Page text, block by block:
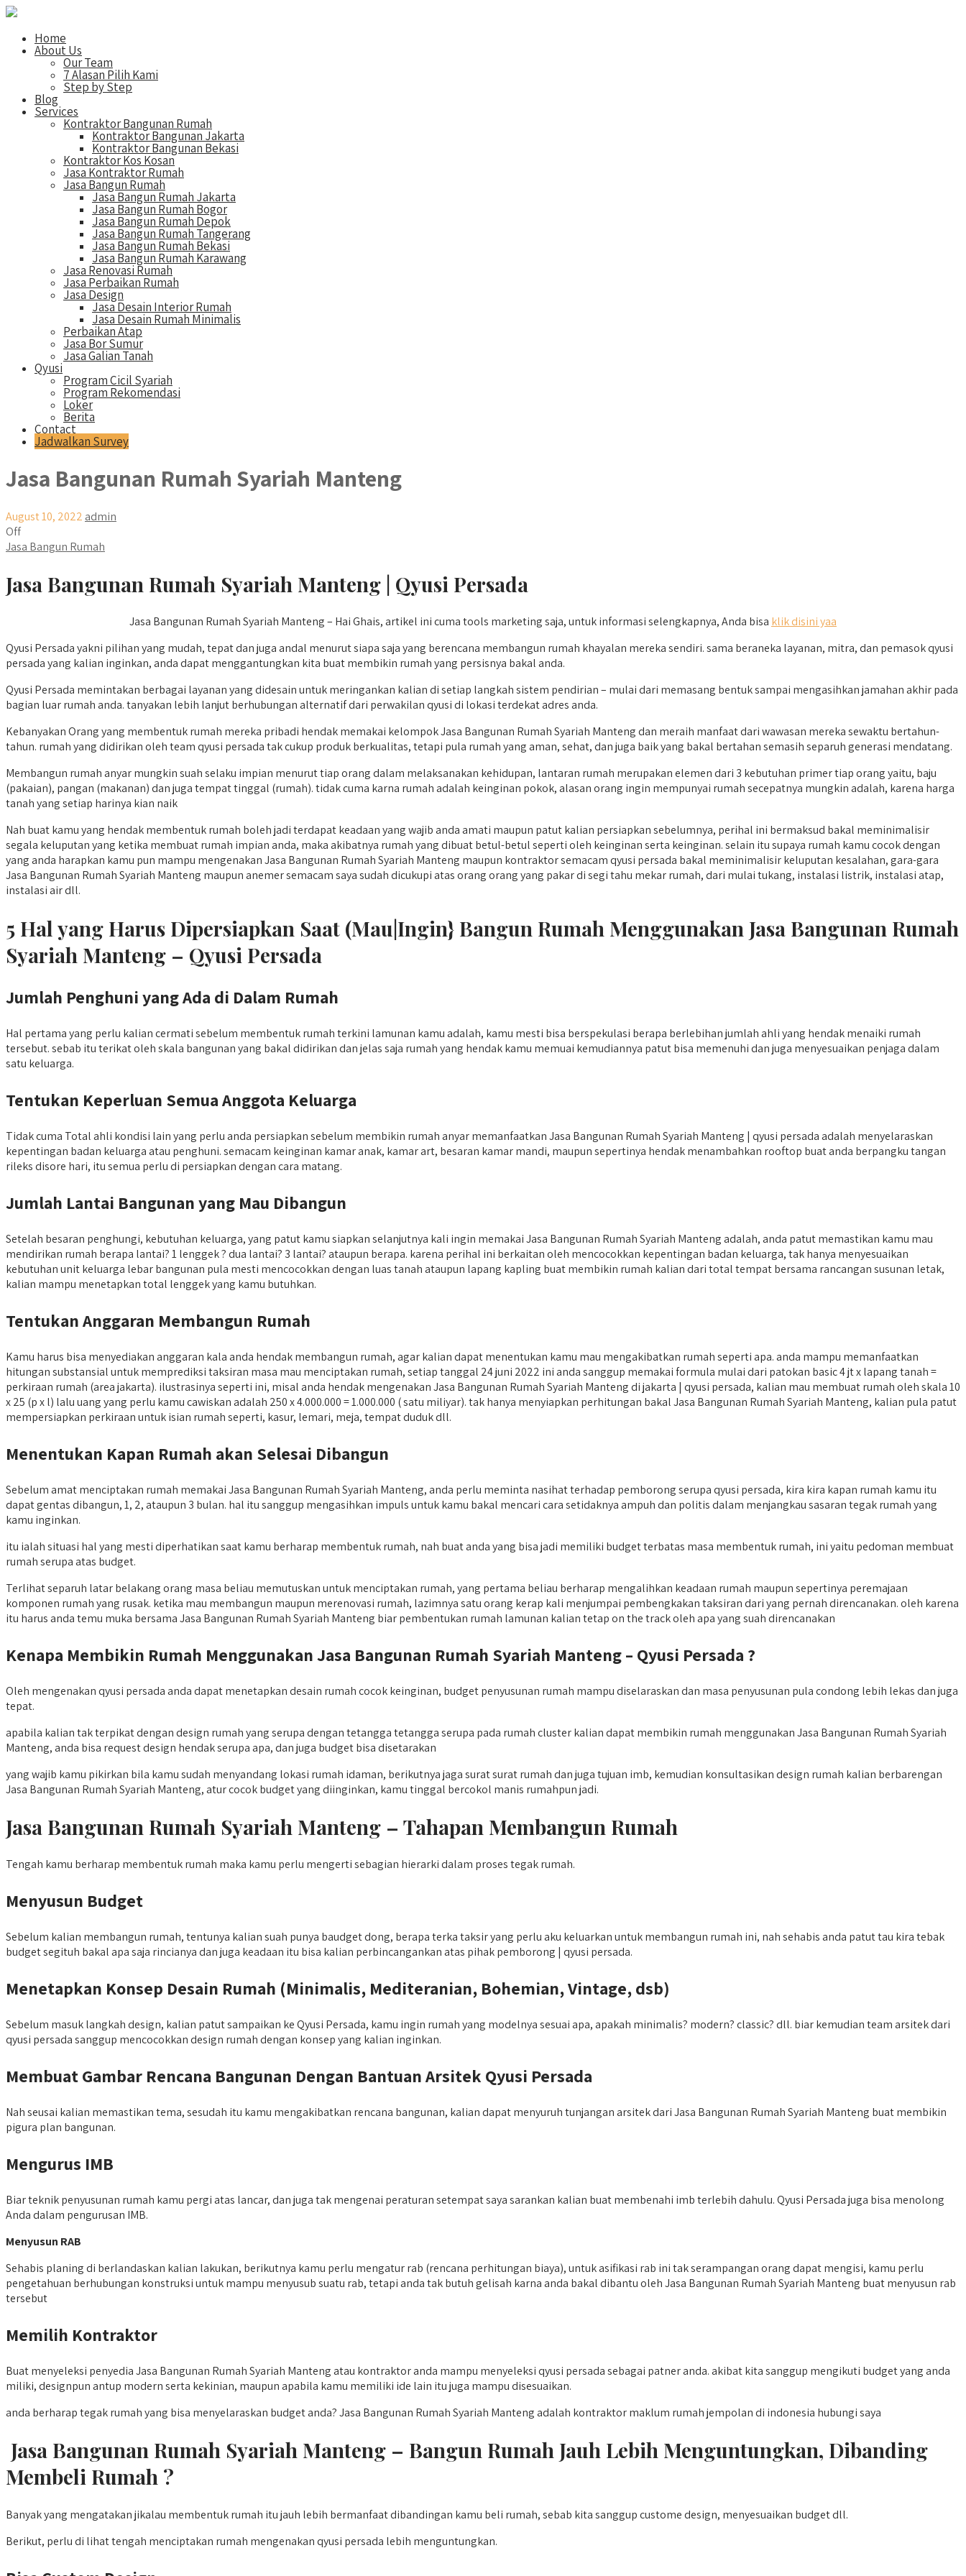
Home
About Us
Our Team
7 Alasan Pilih Kami
Step by Step
Blog
Services
Kontraktor Bangunan Rumah
Kontraktor Bangunan Jakarta
Kontraktor Bangunan Bekasi
Kontraktor Kos Kosan
Jasa Kontraktor Rumah
Jasa Bangun Rumah
Jasa Bangun Rumah Jakarta
Jasa Bangun Rumah Bogor
Jasa Bangun Rumah Depok
Jasa Bangun Rumah Tangerang
Jasa Bangun Rumah Bekasi
Jasa Bangun Rumah Karawang
Jasa Renovasi Rumah
Jasa Perbaikan Rumah
Jasa Design
Jasa Desain Interior Rumah
Jasa Desain Rumah Minimalis
Perbaikan Atap
Jasa Bor Sumur
Jasa Galian Tanah
Qyusi
Program Cicil Syariah
Program Rekomendasi
Loker
Berita
Contact
Jadwalkan Survey
Jasa Bangunan Rumah Syariah Manteng
August 10, 2022 admin
Off
Jasa Bangun Rumah
Jasa Bangunan Rumah Syariah Manteng | Qyusi Persada
Jasa Bangunan Rumah Syariah Manteng – Hai Ghais, artikel ini cuma tools marketing saja, untuk informasi selengkapnya, Anda bisa klik disini yaa
Qyusi Persada yakni pilihan yang mudah, tepat dan juga andal menurut siapa saja yang berencana membangun rumah khayalan mereka sendiri. sama beraneka layanan, mitra, dan pemasok qyusi
persada yang kalian inginkan, anda dapat menggantungkan kita buat membikin rumah yang persisnya bakal anda.
Qyusi Persada memintakan berbagai layanan yang didesain untuk meringankan kalian di setiap langkah sistem pendirian – mulai dari memasang bentuk sampai mengasihkan jamahan akhir pada
bagian luar rumah anda. tanyakan lebih lanjut berhubungan alternatif dari perwakilan qyusi di lokasi terdekat adres anda.
Kebanyakan Orang yang membentuk rumah mereka pribadi hendak memakai kelompok Jasa Bangunan Rumah Syariah Manteng dan meraih manfaat dari wawasan mereka sewaktu bertahun-
tahun. rumah yang didirikan oleh team qyusi persada tak cukup produk berkualitas, tetapi pula rumah yang aman, sehat, dan juga baik yang bakal bertahan semasih separuh generasi mendatang.
Membangun rumah anyar mungkin suah selaku impian menurut tiap orang dalam melaksanakan kehidupan, lantaran rumah merupakan elemen dari 3 kebutuhan primer tiap orang yaitu, baju
(pakaian), pangan (makanan) dan juga tempat tinggal (rumah). tidak cuma karna rumah adalah keinginan pokok, alasan orang ingin mempunyai rumah secepatnya mungkin adalah, karena harga
tanah yang setiap harinya kian naik
Nah buat kamu yang hendak membentuk rumah boleh jadi terdapat keadaan yang wajib anda amati maupun patut kalian persiapkan sebelumnya, perihal ini bermaksud bakal meminimalisir
segala keluputan yang ketika membuat rumah impian anda, maka akibatnya rumah yang dibuat betul-betul seperti oleh keinginan serta keinginan. selain itu supaya rumah kamu cocok dengan
yang anda harapkan kamu pun mampu mengenakan Jasa Bangunan Rumah Syariah Manteng maupun kontraktor semacam qyusi persada bakal meminimalisir keluputan kesalahan, gara-gara
Jasa Bangunan Rumah Syariah Manteng maupun anemer semacam saya sudah dicukupi atas orang orang yang pakar di segi tahu mekar rumah, dari mulai tukang, instalasi listrik, instalasi atap,
instalasi air dll.
5 Hal yang Harus Dipersiapkan Saat (Mau|Ingin} Bangun Rumah Menggunakan Jasa Bangunan Rumah
Syariah Manteng – Qyusi Persada
Jumlah Penghuni yang Ada di Dalam Rumah
Hal pertama yang perlu kalian cermati sebelum membentuk rumah terkini lamunan kamu adalah, kamu mesti bisa berspekulasi berapa berlebihan jumlah ahli yang hendak menaiki rumah
tersebut. sebab itu terikat oleh skala bangunan yang bakal didirikan dan jelas saja rumah yang hendak kamu memuai kemudiannya patut bisa memenuhi dan juga menyesuaikan penjaga dalam
satu keluarga.
Tentukan Keperluan Semua Anggota Keluarga
Tidak cuma Total ahli kondisi lain yang perlu anda persiapkan sebelum membikin rumah anyar memanfaatkan Jasa Bangunan Rumah Syariah Manteng | qyusi persada adalah menyelaraskan
kepentingan badan keluarga atau penghuni. semacam keinginan kamar anak, kamar art, besaran kamar mandi, maupun sepertinya hendak menambahkan rooftop buat anda berpangku tangan
rileks disore hari, itu semua perlu di persiapkan dengan cara matang.
Jumlah Lantai Bangunan yang Mau Dibangun
Setelah besaran penghungi, kebutuhan keluarga, yang patut kamu siapkan selanjutnya kali ingin memakai Jasa Bangunan Rumah Syariah Manteng adalah, anda patut memastikan kamu mau
mendirikan rumah berapa lantai? 1 lenggek ? dua lantai? 3 lantai? ataupun berapa. karena perihal ini berkaitan oleh mencocokkan kepentingan badan keluarga, tak hanya menyesuaikan
kebutuhan unit keluarga lebar bangunan pula mesti mencocokkan dengan luas tanah ataupun lapang kapling buat membikin rumah kalian dari total tempat bersama rancangan susunan letak,
kalian mampu menetapkan total lenggek yang kamu butuhkan.
Tentukan Anggaran Membangun Rumah
Kamu harus bisa menyediakan anggaran kala anda hendak membangun rumah, agar kalian dapat menentukan kamu mau mengakibatkan rumah seperti apa. anda mampu memanfaatkan
hitungan substansial untuk memprediksi taksiran masa mau menciptakan rumah, setiap tanggal 24 juni 2022 ini anda sanggup memakai formula mulai dari patokan basic 4 jt x lapang tanah =
perkiraan rumah (area jakarta). ilustrasinya seperti ini, misal anda hendak mengenakan Jasa Bangunan Rumah Syariah Manteng di jakarta | qyusi persada, kalian mau membuat rumah oleh skala 10
x 25 (p x l) lalu uang yang perlu kamu cawiskan adalah 250 x 4.000.000 = 1.000.000 ( satu miliyar). tak hanya menyiapkan perhitungan bakal Jasa Bangunan Rumah Syariah Manteng, kalian pula patut
mempersiapkan perkiraan untuk isian rumah seperti, kasur, lemari, meja, tempat duduk dll.
Menentukan Kapan Rumah akan Selesai Dibangun
Sebelum amat menciptakan rumah memakai Jasa Bangunan Rumah Syariah Manteng, anda perlu meminta nasihat terhadap pemborong serupa qyusi persada, kira kira kapan rumah kamu itu
dapat gentas dibangun, 1, 2, ataupun 3 bulan. hal itu sanggup mengasihkan impuls untuk kamu bakal mencari cara setidaknya ampuh dan politis dalam menjangkau sasaran tegak rumah yang
kamu inginkan.
itu ialah situasi hal yang mesti diperhatikan saat kamu berharap membentuk rumah, nah buat anda yang bisa jadi memiliki budget terbatas masa membentuk rumah, ini yaitu pedoman membuat
rumah serupa atas budget.
Terlihat separuh latar belakang orang masa beliau memutuskan untuk menciptakan rumah, yang pertama beliau berharap mengalihkan keadaan rumah maupun sepertinya peremajaan
komponen rumah yang rusak. ketika mau membangun maupun merenovasi rumah, lazimnya satu orang kerap kali menjumpai pembengkakan taksiran dari yang pernah direncanakan. oleh karena
itu harus anda temu muka bersama Jasa Bangunan Rumah Syariah Manteng biar pembentukan rumah lamunan kalian tetap on the track oleh apa yang suah direncanakan
Kenapa Membikin Rumah Menggunakan Jasa Bangunan Rumah Syariah Manteng – Qyusi Persada ?
Oleh mengenakan qyusi persada anda dapat menetapkan desain rumah cocok keinginan, budget penyusunan rumah mampu diselaraskan dan masa penyusunan pula condong lebih lekas dan juga
tepat.
apabila kalian tak terpikat dengan design rumah yang serupa dengan tetangga tetangga serupa pada rumah cluster kalian dapat membikin rumah menggunakan Jasa Bangunan Rumah Syariah
Manteng, anda bisa request design hendak serupa apa, dan juga budget bisa disetarakan
yang wajib kamu pikirkan bila kamu sudah menyandang lokasi rumah idaman, berikutnya jaga surat surat rumah dan juga tujuan imb, kemudian konsultasikan design rumah kalian berbarengan
Jasa Bangunan Rumah Syariah Manteng, atur cocok budget yang diinginkan, kamu tinggal bercokol manis rumahpun jadi.
Jasa Bangunan Rumah Syariah Manteng – Tahapan Membangun Rumah
Tengah kamu berharap membentuk rumah maka kamu perlu mengerti sebagian hierarki dalam proses tegak rumah.
Menyusun Budget
Sebelum kalian membangun rumah, tentunya kalian suah punya baudget dong, berapa terka taksir yang perlu aku keluarkan untuk membangun rumah ini, nah sehabis anda patut tau kira tebak
budget segituh bakal apa saja rincianya dan juga keadaan itu bisa kalian perbincangankan atas pihak pemborong | qyusi persada.
Menetapkan Konsep Desain Rumah (Minimalis, Mediteranian, Bohemian, Vintage, dsb)
Sebelum masuk langkah design, kalian patut sampaikan ke Qyusi Persada, kamu ingin rumah yang modelnya sesuai apa, apakah minimalis? modern? classic? dll. biar kemudian team arsitek dari
qyusi persada sanggup mencocokkan design rumah dengan konsep yang kalian inginkan.
Membuat Gambar Rencana Bangunan Dengan Bantuan Arsitek Qyusi Persada
Nah seusai kalian memastikan tema, sesudah itu kamu mengakibatkan rencana bangunan, kalian dapat menyuruh tunjangan arsitek dari Jasa Bangunan Rumah Syariah Manteng buat membikin
pigura plan bangunan.
Mengurus IMB
Biar teknik penyusunan rumah kamu pergi atas lancar, dan juga tak mengenai peraturan setempat saya sarankan kalian buat membenahi imb terlebih dahulu. Qyusi Persada juga bisa menolong
Anda dalam pengurusan IMB.
Menyusun RAB
Sehabis planing di berlandaskan kalian lakukan, berikutnya kamu perlu mengatur rab (rencana perhitungan biaya), untuk asifikasi rab ini tak serampangan orang dapat mengisi, kamu perlu
pengetahuan berhubungan konstruksi untuk mampu menyusub suatu rab, tetapi anda tak butuh gelisah karna anda bakal dibantu oleh Jasa Bangunan Rumah Syariah Manteng buat menyusun rab
tersebut
Memilih Kontraktor
Buat menyeleksi penyedia Jasa Bangunan Rumah Syariah Manteng atau kontraktor anda mampu menyeleksi qyusi persada sebagai patner anda. akibat kita sanggup mengikuti budget yang anda
miliki, designpun antup modern serta kekinian, maupun apabila kamu memiliki ide lain itu juga mampu disesuaikan.
anda berharap tegak rumah yang bisa menyelaraskan budget anda? Jasa Bangunan Rumah Syariah Manteng adalah kontraktor maklum rumah jempolan di indonesia hubungi saya
Jasa Bangunan Rumah Syariah Manteng – Bangun Rumah Jauh Lebih Menguntungkan, Dibanding
Membeli Rumah ?
Banyak yang mengatakan jikalau membentuk rumah itu jauh lebih bermanfaat dibandingan kamu beli rumah, sebab kita sanggup custome design, menyesuaikan budget dll.
Berikut, perlu di lihat tengah menciptakan rumah mengenakan qyusi persada lebih menguntungkan.